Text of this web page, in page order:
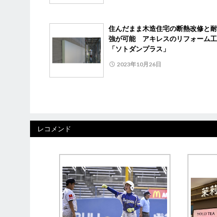
住んだまま木造住宅の断熱改修と
強が可能 アキレスのリフォーム
「ソトダンプラス」
2023年10月26日
レコメンド